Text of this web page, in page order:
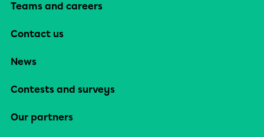
Teams and careers
Contact us
News
Contests and surveys
Our partners